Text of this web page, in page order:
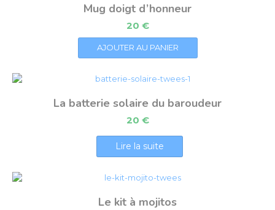
Mug doigt d’honneur
20 €
AJOUTER AU PANIER
La batterie solaire du baroudeur
20 €
Lire la suite
Le kit à mojitos